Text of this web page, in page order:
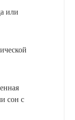
или
сон с